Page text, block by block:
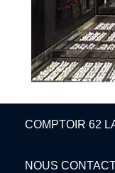
COMPTOIR 62
NOUS